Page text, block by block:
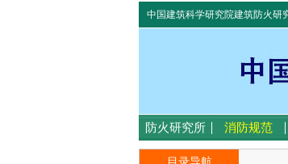
中国建筑科学研究院建筑防火研
防火研究所 消防规范